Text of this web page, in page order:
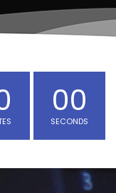
00
SECONDS